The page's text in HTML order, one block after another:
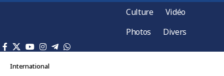
Culture
Vidéo
Photos
Divers
International